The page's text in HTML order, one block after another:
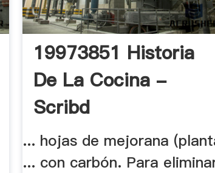
19973851 Historia
De La Cocina -
Scribd
... hojas de mejorana
... con carbón. Para